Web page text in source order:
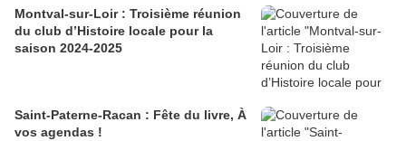
Montval-sur-Loir : Troisième réunion
du club d’Histoire locale pour la
saison 2024-2025
Saint-Paterne-Racan : Fête du livre, À
vos agendas !